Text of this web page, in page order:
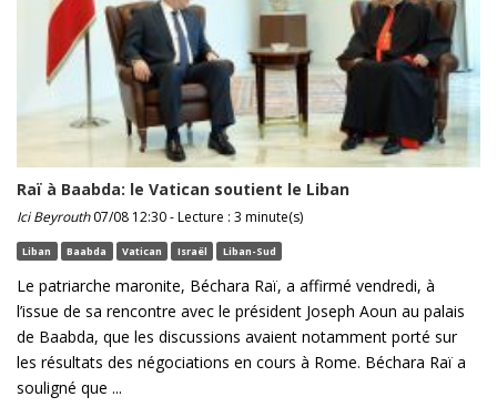
Raï à Baabda: le Vatican soutient le Liban
Ici Beyrouth07/08 12:30 - Lecture : 3 minute(s)
Liban Baabda Vatican Israël Liban-Sud
Le patriarche maronite, Béchara Raï, a affirmé vendredi, à
l’issue de sa rencontre avec le président Joseph Aoun au palais
de Baabda, que les discussions avaient notamment porté sur
les résultats des négociations en cours à Rome. Béchara Raï a
souligné que ...